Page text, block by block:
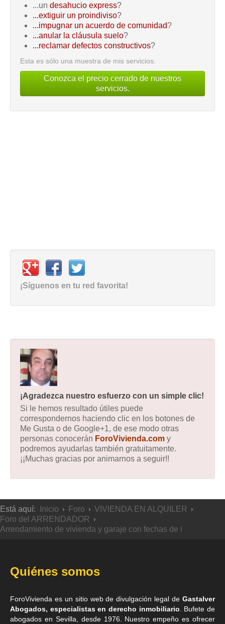
...un desahucio express?
...extiguir un proindiviso?
...impugnar un acuerdo de comunidad?
...anular la cláusula suelo?
...reclamar defectos constructivos?
Esta es sólo una muestra de mis servicios.
Conozca el precio cerrado de nuestros
servicios.
¡Síguenos en tu red favorita!
¡Agradezca nuestro esfuerzo con un simple clic!
Si le hemos resultado útiles puede
correspondernos haciendo clic en los botones de
Me Gusta o de Google+1, de ese modo otras
personas conocerán ForoVivienda.com y
podremos ayudarlas también gratuitamente.
¡¡Muchas gracias por animarnos a seguir!!
Está aquí: Inicio Foro
VIVIENDA EN ALQUILER
Foro del ARRENDADOR
Arrendamiento de vivienda y garaje con fechas de i
Quiénes somos
ForoVivienda es un sitio web de divulgación legal de Gastalver
Abogados, especialistas en derecho inmobiliario . Bufete de
abogados en Sevilla , desde 1976. Nuestro empeño es ofrecer